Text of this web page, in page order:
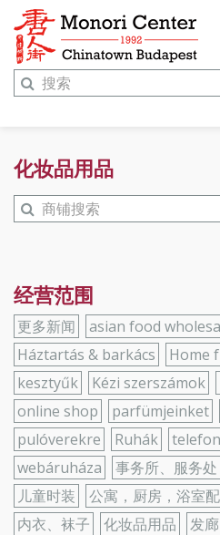
化妆品用品
经营范围
更多新闻 asian food
Háztartás & barkács
Home
kesztyűk
Kézi szerszámok
online shop
parfümjeinket
pulóverekre
Ruhák
webáruháza
事务所、服务处
儿童时装
公寓，厨房，浴室
内衣、袜子
化妆品用品 发廊